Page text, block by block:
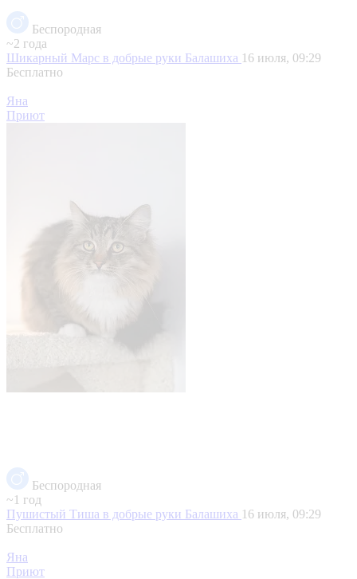
Беспородная
~2 года
Шикарный Марс в добрые руки Балашиха 16 июля, 09:29
Бесплатно
Яна
Приют
Беспородная
~1 год
Пушистый Тиша в добрые руки Балашиха 16 июля, 09:29
Бесплатно
Яна
Приют